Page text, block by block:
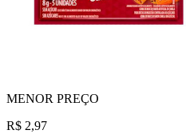
MENOR PREÇO
R$ 2,97